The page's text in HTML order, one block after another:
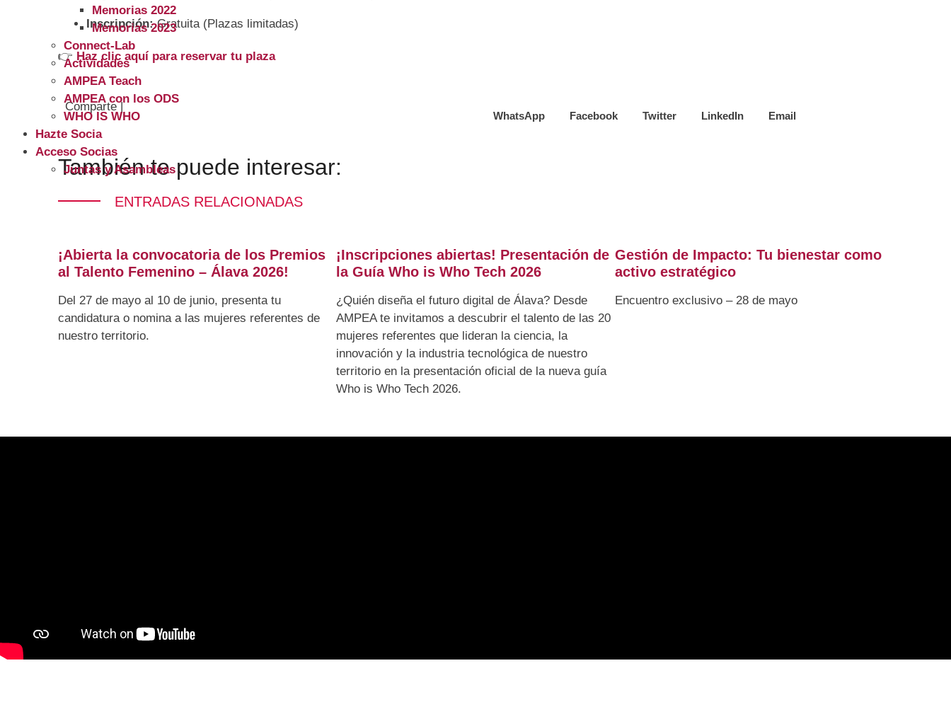
Memorias 2022
Memorias 2023
Connect-Lab
Actividades
AMPEA Teach
AMPEA con los ODS
WHO IS WHO
Hazte Socia
Acceso Socias
Juntas y Asambleas
Inscripción:Gratuita (Plazas limitadas)
👉 Haz clic aquí para reservar tu plaza
Comparte |
WhatsApp Facebook Twitter LinkedIn Email
También te puede interesar:
ENTRADAS RELACIONADAS
¡Abierta la convocatoria de los Premios
al Talento Femenino – Álava 2026!
Del 27 de mayo al 10 de junio, presenta tu
candidatura o nomina a las mujeres referentes de
nuestro territorio.
¡Inscripciones abiertas! Presentación de
la Guía Who is Who Tech 2026
¿Quién diseña el futuro digital de Álava? Desde
AMPEA te invitamos a descubrir el talento de las 20
mujeres referentes que lideran la ciencia, la
innovación y la industria tecnológica de nuestro
territorio en la presentación oficial de la nueva guía
Who is Who Tech 2026.
Gestión de Impacto: Tu bienestar como
activo estratégico
Encuentro exclusivo – 28 de mayo